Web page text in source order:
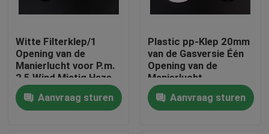
Over ons
Fabriekstocht
Witte Filterklep/1
Opening van de
Manierlucht voor P.m.
2,5 Wind Mistig Haze
Cover
Aanvraag sturen
Plastic pp-Klep 20mm
van de Gasversie Één
Opening van de
Manierlucht
Aanvraag sturen